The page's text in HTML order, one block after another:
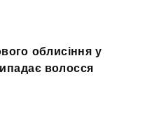
облисіння у
волосся